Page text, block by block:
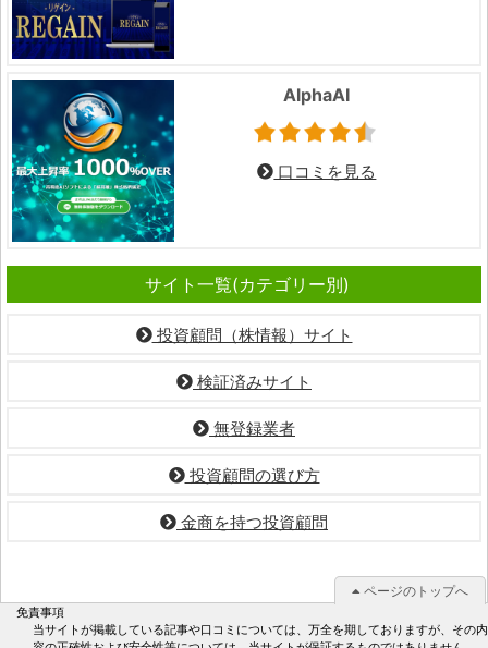
AlphaAI
口コミを見る
サイト一覧(カテゴリー別)
投資顧問（株情報）サイト
検証済みサイト
無登録業者
投資顧問の選び方
金商を持つ投資顧問
免責事項
当サイトが掲載している記事や口コミについては、万全を期しておりますが、その内
ページのトップへ